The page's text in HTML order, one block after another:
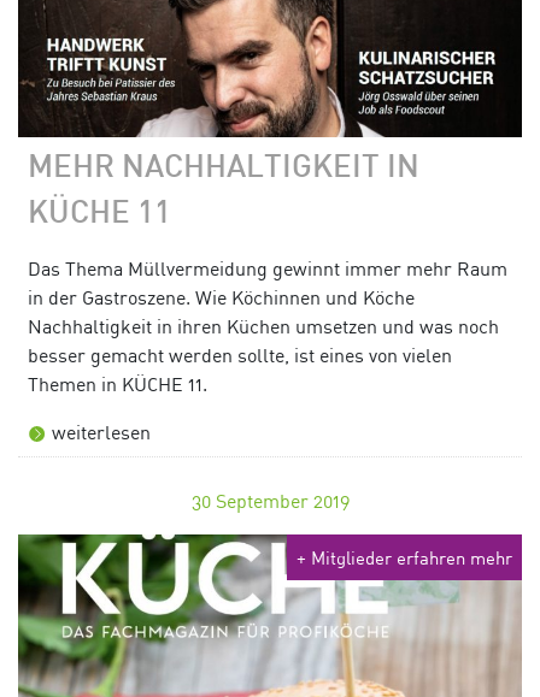
MEHR NACHHALTIGKEIT IN
KÜCHE 11
Das Thema Müllvermeidung gewinnt immer mehr Raum
in der Gastroszene. Wie Köchinnen und Köche
Nachhaltigkeit in ihren Küchen umsetzen und was noch
besser gemacht werden sollte, ist eines von vielen
Themen in KÜCHE 11.
weiterlesen
30 September 2019
+ Mitglieder erfahren mehr